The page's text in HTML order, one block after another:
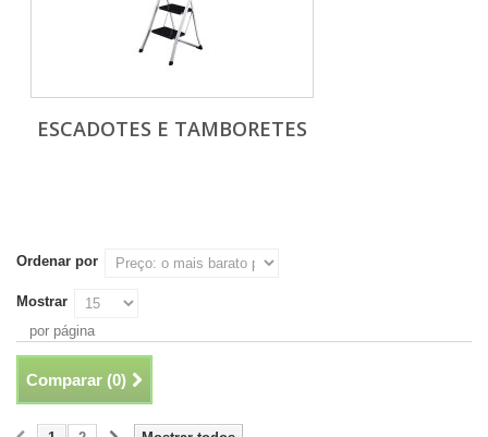
ESCADOTES E TAMBORETES
Ordenar por
Mostrar
por página
Comparar (0)